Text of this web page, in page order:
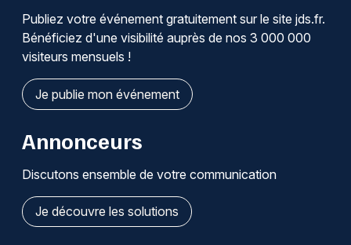
Publiez votre événement gratuitement sur le site jds.fr.
Bénéficiez d'une visibilité auprès de nos 3 000 000
visiteurs mensuels !
Je publie mon événement
Annonceurs
Discutons ensemble de votre communication
Je découvre les solutions